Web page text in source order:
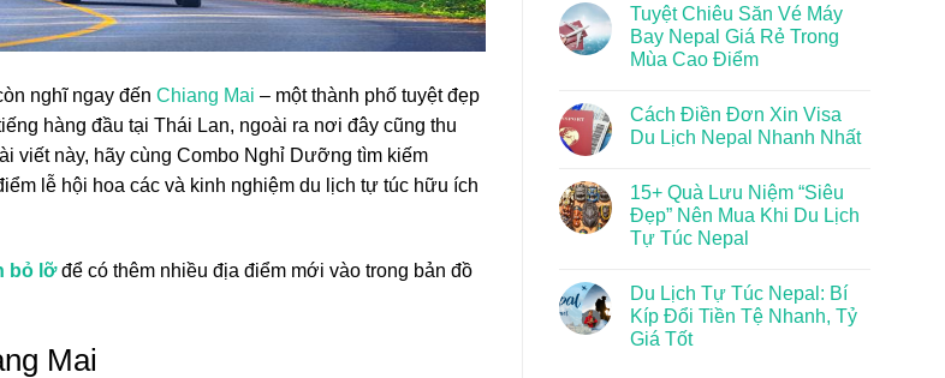
nghĩ ngay đến Chiang Mai – một thành phố tuyệt đẹp
hàng đầu tại Thái Lan, ngoài ra nơi đây cũng thu
viết này, hãy cùng Combo Nghỉ Dưỡng tìm kiếm
lễ hội hoa các và kinh nghiệm du lịch tự túc hữu ích
bỏ lỡ để có thêm nhiều địa điểm mới vào trong bản đồ
Mai
Tuyệt Chiêu Săn Vé Máy
Bay Nepal Giá Rẻ Trong
Mùa Cao Điểm
Cách Điền Đơn Xin Visa
Du Lịch Nepal Nhanh Nhất
15+ Quà Lưu Niệm “Siêu
Đẹp” Nên Mua Khi Du Lịch
Tự Túc Nepal
Du Lịch Tự Túc Nepal: Bí
Kíp Đổi Tiền Tệ Nhanh, Tỷ
Giá Tốt